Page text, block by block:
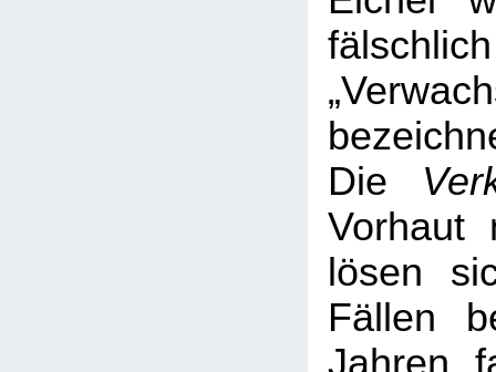
Die
Vorhaut
lösen
Fällen
Jahren,